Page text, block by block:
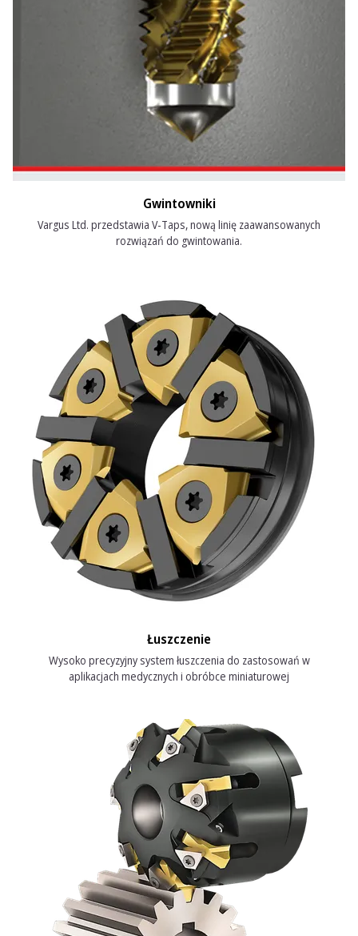
Gwintowniki
Vargus Ltd. przedstawia V-Taps, nową linię zaawansowanych
rozwiązań do gwintowania.
Łuszczenie
Wysoko precyzyjny system łuszczenia do zastosowań w
aplikacjach medycznych i obróbce miniaturowej